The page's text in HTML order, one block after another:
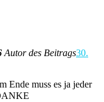
Autor des Beitrags30.
Ende muss es ja jeder